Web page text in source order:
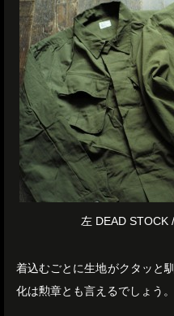
左 DEAD STOCK
着込むごとに生地がクタッと
化は勲章とも言えるでしょう。